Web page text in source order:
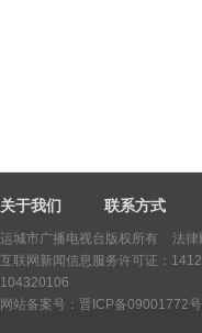
关于我们 联系方式
运城市广播电视台版权所有
法
互联网新闻信息服务许可证：
104320106
网站备案号：晋ICP备09001772